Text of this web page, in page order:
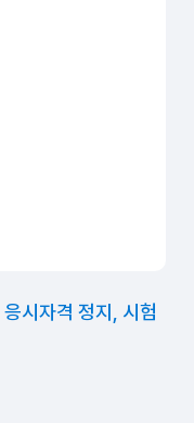
응시자격 정지, 시험